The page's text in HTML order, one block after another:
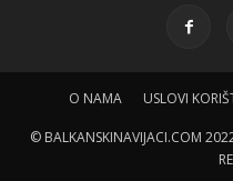
O NAMA USLOVI
© BALKANSKINAVIJACI.COM